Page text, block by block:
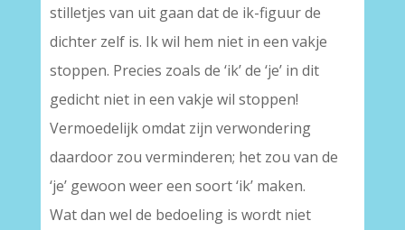
stilletjes van uit gaan dat de ik-figuur de
dichter zelf is. Ik wil hem niet in een vakje
stoppen. Precies zoals de ‘ik’ de ‘je’ in dit
gedicht niet in een vakje wil stoppen!
Vermoedelijk omdat zijn verwondering
daardoor zou verminderen; het zou van de
‘je’ gewoon weer een soort ‘ik’ maken.
Wat dan wel de bedoeling is wordt niet